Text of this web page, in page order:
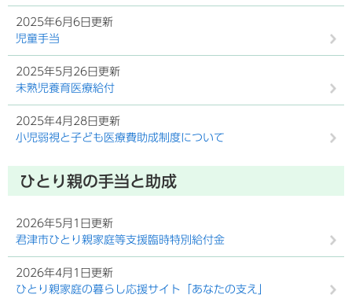
2025年6月6日更新
児童手当
2025年5月26日更新
未熟児養育医療給付
2025年4月28日更新
小児弱視と子ども医療費助成制度について
ひとり親の手当と助成
2026年5月1日更新
君津市ひとり親家庭等支援臨時特別給付金
2026年4月1日更新
ひとり親家庭の暮らし応援サイト「あなたの支え」